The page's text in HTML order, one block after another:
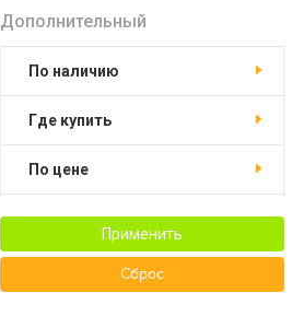
Дополнительный
По наличию
Где купить
По цене
Применить
Сброс